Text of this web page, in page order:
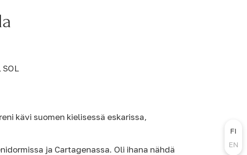
SOL
kävi suomen kielisessä eskarissa,
ja Cartagenassa. Oli ihana nähdä
FI
EN